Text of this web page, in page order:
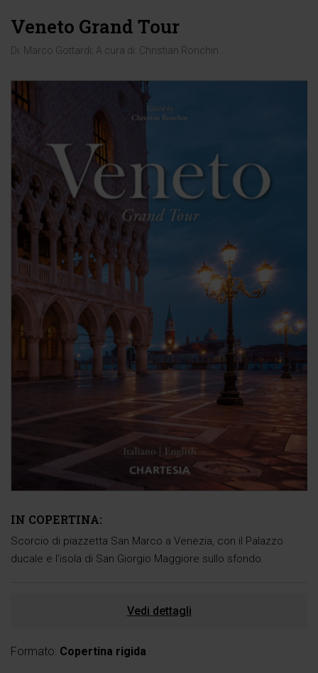
Veneto Grand Tour
Di: Marco Gottardi ; A cura di: Christian Ronchin
IN COPERTINA:
Scorcio di piazzetta San Marco a Venezia, con il Palazzo
ducale e l'isola di San Giorgio Maggiore sullo sfondo.
Vedi dettagli
Formato: Copertina rigida